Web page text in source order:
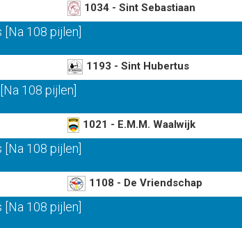
1034 - Sint Sebastiaan
108 pijlen]
1193 - Sint Hubertus
108 pijlen]
1021 - E.M.M. Waalwijk
108 pijlen]
1108 - De Vriendschap
108 pijlen]